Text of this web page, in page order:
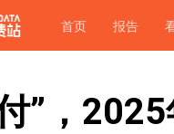
首页 报告
”，